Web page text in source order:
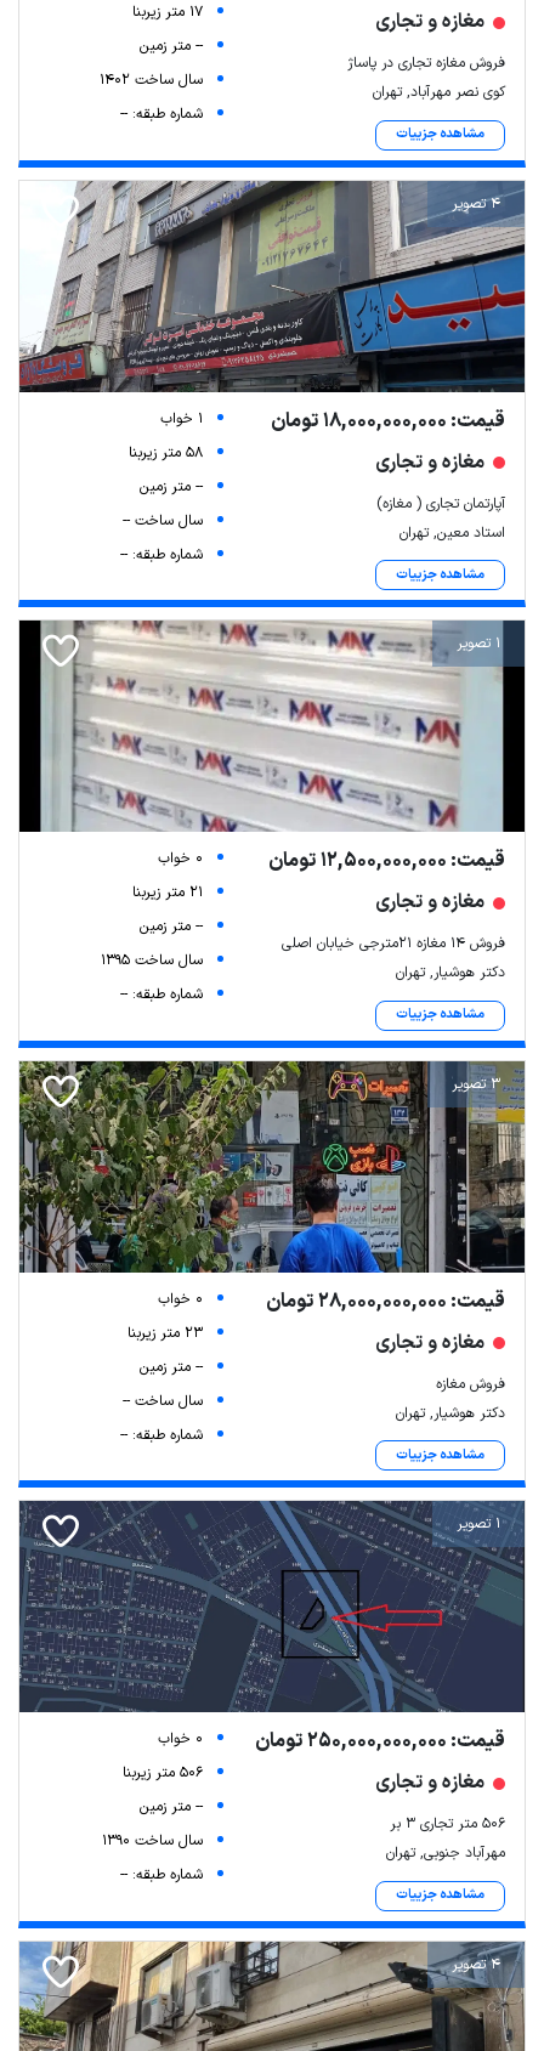
مغازه و تجاری
فروش مغازه تجاری در پاساژ
کوی نصر مهرآباد, تهران
مشاهده جزییات
17 متر زیربنا
-- متر زمین
سال ساخت 1402
شماره طبقه: --
4 تصویر
قیمت: 18,000,000,000 تومان
مغازه و تجاری
آپارتمان تجاری ( مغازه)
استاد معین, تهران
مشاهده جزییات
1 خواب
58 متر زیربنا
-- متر زمین
سال ساخت --
شماره طبقه: --
1 تصویر
قیمت: 12,500,000,000 تومان
مغازه و تجاری
فروش ۱۴ مغازه ۲۱مترجی خیابان اصلی
دکتر هوشیار, تهران
مشاهده جزییات
0 خواب
21 متر زیربنا
-- متر زمین
سال ساخت 1395
شماره طبقه: --
3 تصویر
قیمت: 28,000,000,000 تومان
مغازه و تجاری
فروش مغازه
دکتر هوشیار, تهران
مشاهده جزییات
0 خواب
23 متر زیربنا
-- متر زمین
سال ساخت --
شماره طبقه: --
1 تصویر
قیمت: 250,000,000,000 تومان
مغازه و تجاری
506 متر تجاری 3 بر
مهرآباد جنوبی, تهران
مشاهده جزییات
0 خواب
506 متر زیربنا
-- متر زمین
سال ساخت 1390
شماره طبقه: --
4 تصویر